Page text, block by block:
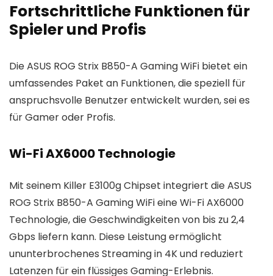
Fortschrittliche Funktionen für
Spieler und Profis
Die ASUS ROG Strix B850-A Gaming WiFi bietet ein
umfassendes Paket an Funktionen, die speziell für
anspruchsvolle Benutzer entwickelt wurden, sei es
für Gamer oder Profis.
Wi-Fi AX6000 Technologie
Mit seinem Killer E3100g Chipset integriert die ASUS
ROG Strix B850-A Gaming WiFi eine Wi-Fi AX6000
Technologie, die Geschwindigkeiten von bis zu 2,4
Gbps liefern kann. Diese Leistung ermöglicht
ununterbrochenes Streaming in 4K und reduziert
Latenzen für ein flüssiges Gaming-Erlebnis.